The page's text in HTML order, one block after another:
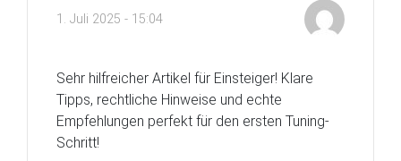
1. Juli 2025 - 15:04
Sehr hilfreicher Artikel für Einsteiger! Klare
Tipps, rechtliche Hinweise und echte
Empfehlungen perfekt für den ersten Tuning-
Schritt!